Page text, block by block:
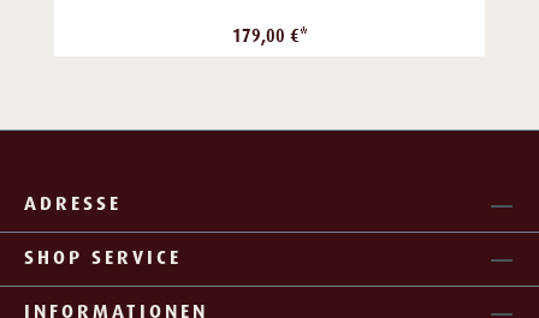
179,00 €*
ADRESSE
SHOP SERVICE
INFORMATIONEN